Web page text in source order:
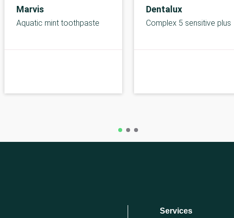
Marvis
Aquatic mint toothpaste
Dentalux
Complex 5 sensitive plus
Services